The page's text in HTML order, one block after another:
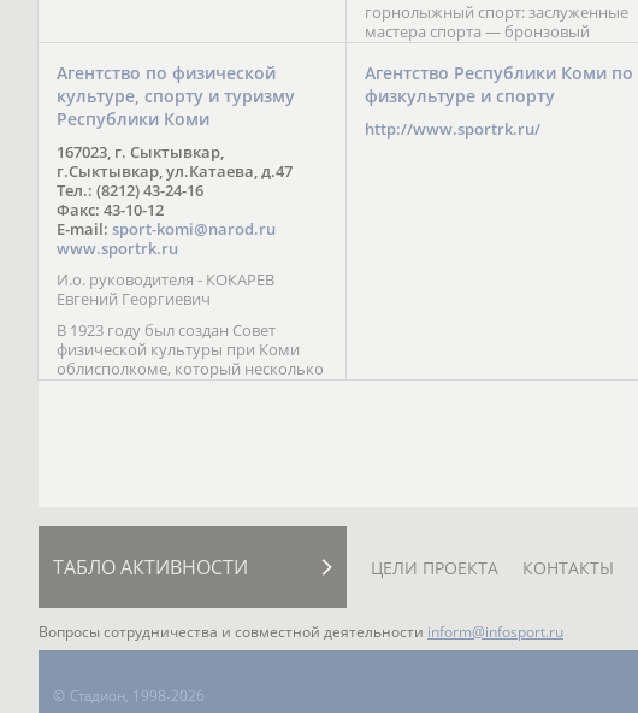
горнолыжный спорт: заслуженные
мастера спорта — бронзовый
призер Кубка мира (1997),
обладатель Кубка Европы (2002) В.
Зеленская; бронзовый призер
Паралимпийских игр в Солт-Лейк-
Сити (2002) А. Мошкин; мастер
Агентство по физической
культуре, спорту и туризму
Республики Коми
167023, г. Сыктывкар,
г.Сыктывкар, ул.Катаева, д.47
Тел.: (8212) 43-24-16
Факс: 43-10-12
E-mail: sport-komi@narod.ru
www.sportrk.ru
И.о. руководителя - КОКАРЕВ
Евгений Георгиевич
В 1923 году был создан Совет
физической культуры при Коми
облисполкоме, который несколько
раз реорганизовывался; с 1994 года
Агентство Республики Коми по
физкультуре и спорту
http://www.sportrk.ru/
ТАБЛО АКТИВНОСТИ ЦЕЛИ ПРОЕКТА КОНТАКТЫ
Вопросы сотрудничества и совместной деятельности inform@infosport.ru
© Стадион, 1998-2026